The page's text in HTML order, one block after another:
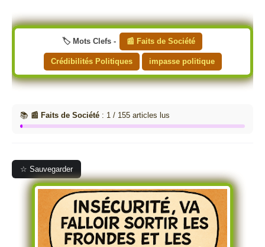
🏷️ Mots Clefs - 📰 Faits de Société
Crédibilités Politiques impasse politique
📚 📰 Faits de Société : 1 / 155 articles lus
☆ Sauvegarder